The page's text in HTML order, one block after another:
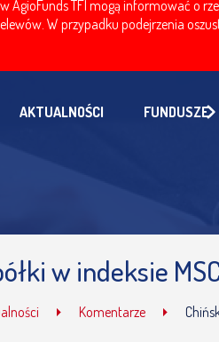
AgioFunds TFI mogą informować o
W przypadku podejrzenia
AKTUALNOŚCI FUNDUSZE
w indeksie
Komentarze